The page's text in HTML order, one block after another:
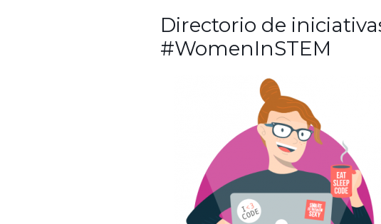
Directorio de
#WomenInSTEM